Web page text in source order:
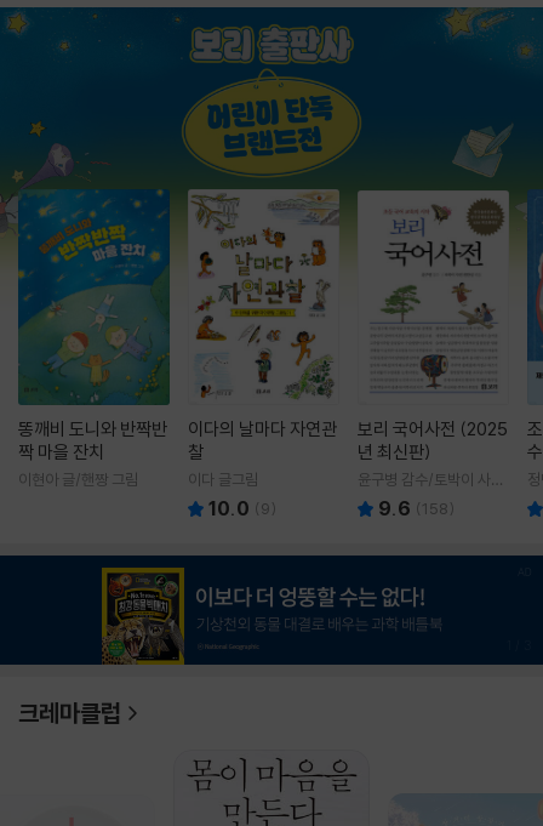
똥깨비 도니와 반짝반
짝 마을 잔치
이현아 글/핸짱 그림
이다의 날마다 자연관
찰
이다 글그림
10.0 (9)
보리 국어사전 (2025
년 최신판)
윤구병 감수/토박이 사전
편찬실 편
9.6 (158)
크레마클럽